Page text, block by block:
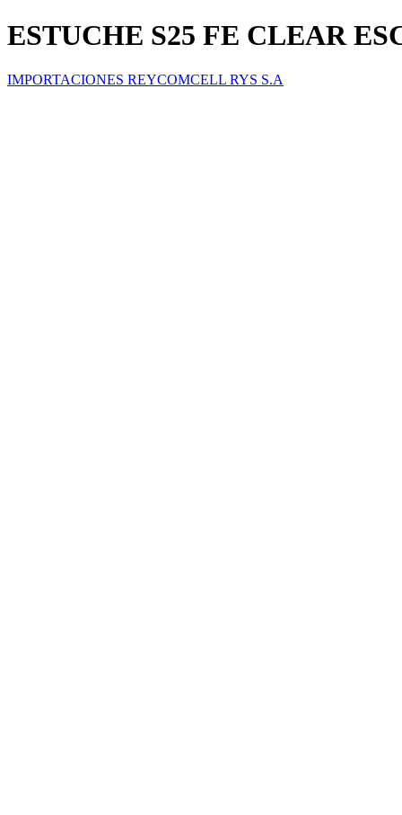
ESTUCHE S25 FE CLEAR
IMPORTACIONES REYCOMCELL RYS S.A